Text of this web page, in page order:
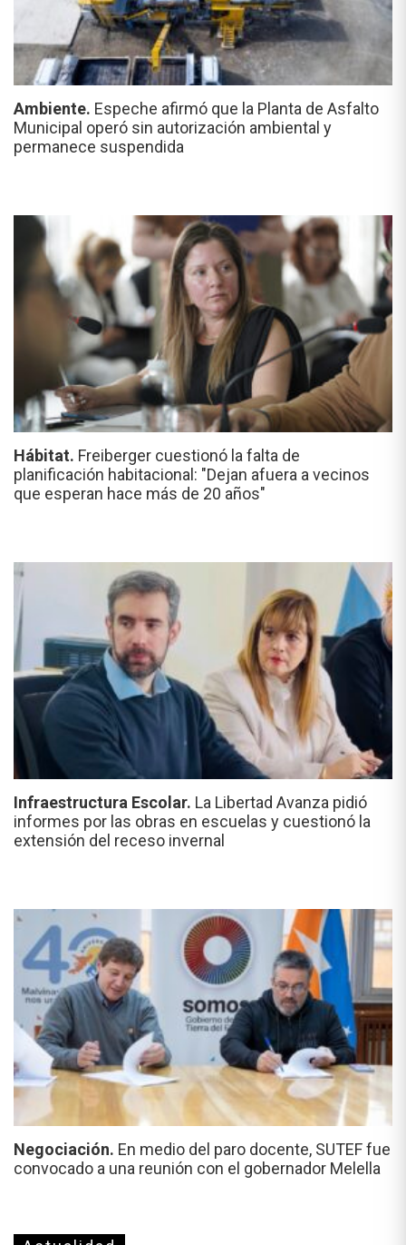
Ambiente. Espeche afirmó que la Planta de Asfalto
Municipal operó sin autorización ambiental y
permanece suspendida
Hábitat. Freiberger cuestionó la falta de
planificación habitacional: "Dejan afuera a vecinos
que esperan hace más de 20 años"
Infraestructura Escolar. La Libertad Avanza pidió
informes por las obras en escuelas y cuestionó la
extensión del receso invernal
Negociación. En medio del paro docente, SUTEF fue
convocado a una reunión con el gobernador Melella